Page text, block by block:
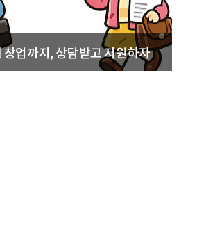
업까지, 상담받고 지원하자